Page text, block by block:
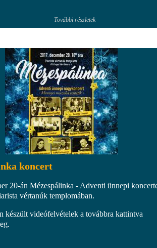
További részletek
koncert
20-án Mézespálinka - Adventi ünnepi
vértanúk templomában.
készült videófelvételek a továbbra kattintva